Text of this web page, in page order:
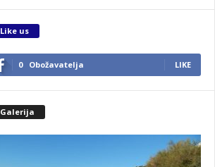
Like us
0 Obožavatelja LIKE
Galerija